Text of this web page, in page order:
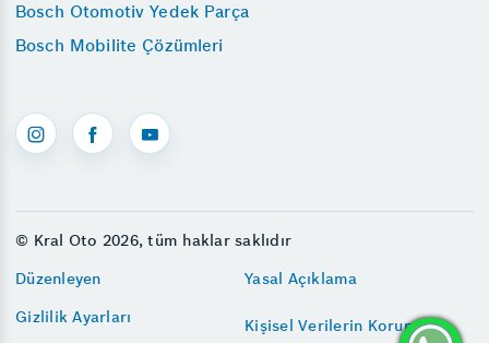
Bosch Otomotiv Yedek Parça
Bosch Mobilite Çözümleri
© Kral Oto 2026, tüm haklar saklıdır
Düzenleyen
Yasal Açıklama
Gizlilik Ayarları
Kişisel Verilerin Korunması